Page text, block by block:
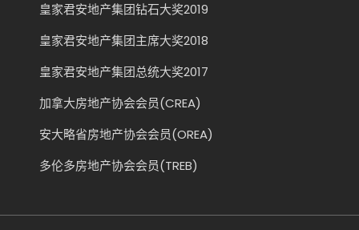
皇家君安地产集团钻石大奖2019
皇家君安地产集团主席大奖2018
皇家君安地产集团总统大奖2017
加拿大房地产协会会员(CREA)
安大略省房地产协会会员(OREA)
多伦多房地产协会会员(TREB)